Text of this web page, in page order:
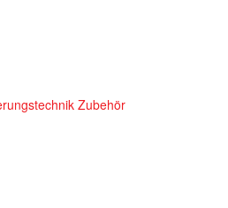
Zubehör